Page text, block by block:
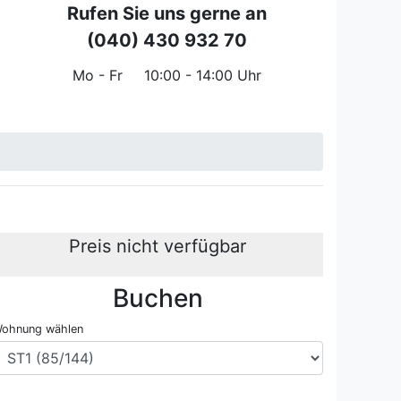
Rufen Sie uns gerne an
(040) 430 932 70
Mo - Fr 10:00 - 14:00 Uhr
Preis nicht verfügbar
- Objekt 160284-134Buchen
wählen